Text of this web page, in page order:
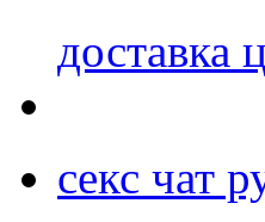
доставка
секс чат